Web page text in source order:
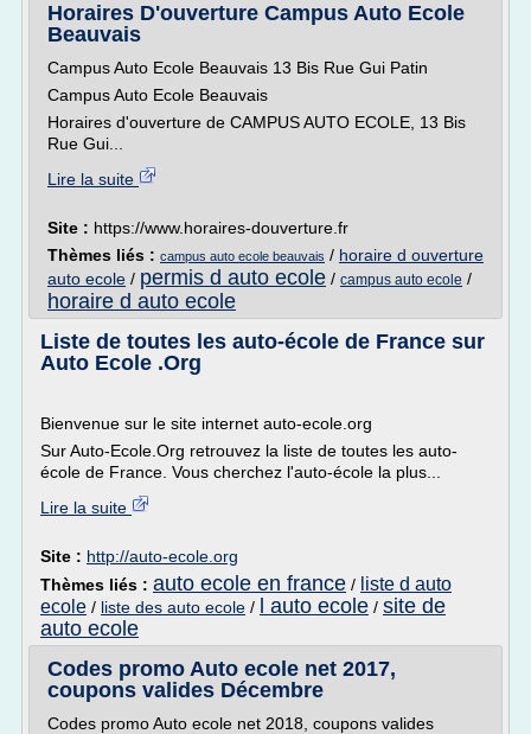
Horaires D'ouverture Campus Auto Ecole
Beauvais
Campus Auto Ecole Beauvais 13 Bis Rue Gui Patin
Campus Auto Ecole Beauvais
Horaires d'ouverture de CAMPUS AUTO ECOLE, 13 Bis
Rue Gui...
Lire la suite
Site : https://www.horaires-douverture.fr
Thèmes liés : campus auto ecole beauvais / horaire d ouverture
auto ecole / permis d auto ecole / campus auto ecole /
horaire d auto ecole
Liste de toutes les auto-école de France sur
Auto Ecole .Org
Bienvenue sur le site internet auto-ecole.org
Sur Auto-Ecole.Org retrouvez la liste de toutes les auto-
école de France. Vous cherchez l'auto-école la plus...
Lire la suite
Site : http://auto-ecole.org
Thèmes liés : auto ecole en france / liste d auto
ecole / liste des auto ecole / l auto ecole / site de
auto ecole
Codes promo Auto ecole net 2017,
coupons valides Décembre
Codes promo Auto ecole net 2018, coupons valides